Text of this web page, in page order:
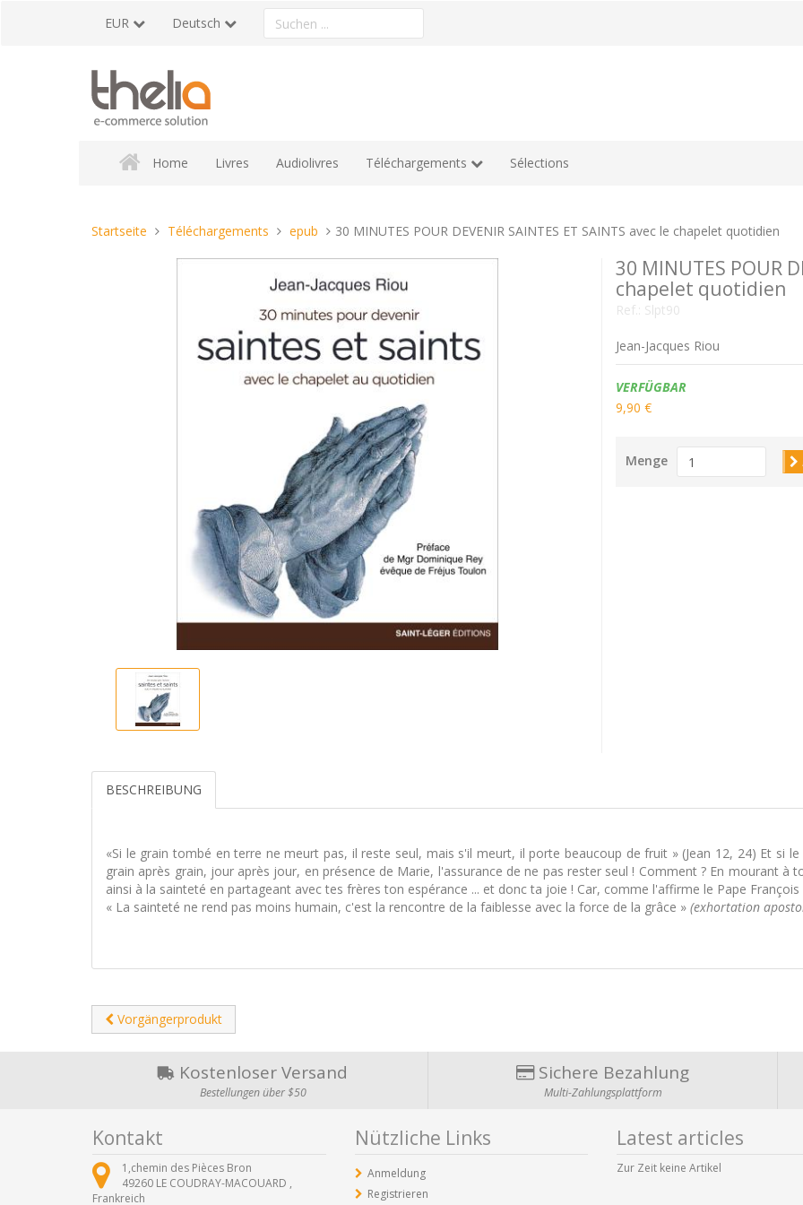
EUR Deutsch
Ein
Produkt
Home Livres Audiolivres Téléchargements Sélections
Sie
Startseite Téléchargements epub 30 MINUTES POUR DEVENIR SAINTES ET SAINTS avec le chapelet quotidien
30 MINUTES POUR
chapelet quotidien
Ref.: Slpt90
Jean-Jacques Riou
Verfügbarkeit:
VERFÜGBAR
9,90 €
Menge
BESCHREIBUNG
«Si le grain tombé en terre ne meurt pas, il reste seul, mais s'il meurt, il porte beaucoup de fruit » (Jean 12, 24) Et si
grain après grain, jour après jour, en présence de Marie, l'assurance de ne pas rester seul ! Comment ? En mourant à
ainsi à la sainteté en partageant avec tes frères ton espérance ... et donc ta joie ! Car, comme l'affirme le Pape François
« La sainteté ne rend pas moins humain, c'est la rencontre de la faiblesse avec la force de la grâce » (exhortation
Vorgängerprodukt
Kostenloser Versand
Bestellungen über $50
Sichere Bezahlung
Multi-Zahlungsplattform
Kontakt
1,chemin des Pièces Bron
49260 LE COUDRAY-MACOUARD ,
Frankreich
Nützliche Links
Anmeldung
Registrieren
Latest articles
Zur Zeit keine Artikel